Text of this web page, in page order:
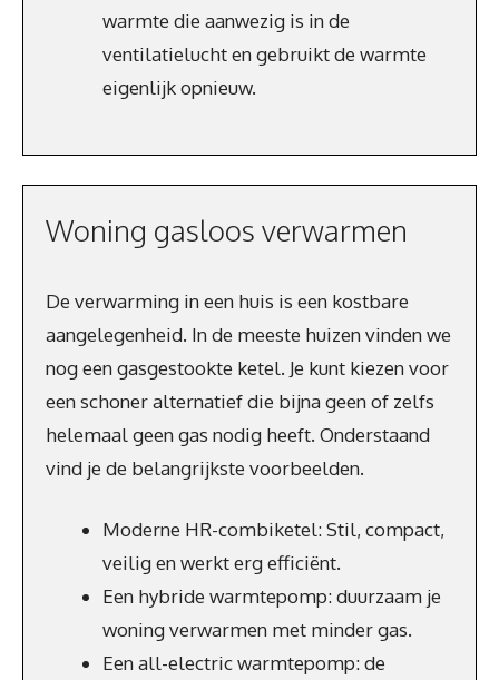
warmte die aanwezig is in de
ventilatielucht en gebruikt de warmte
eigenlijk opnieuw.
Woning gasloos verwarmen
De verwarming in een huis is een kostbare
aangelegenheid. In de meeste huizen vinden we
nog een gasgestookte ketel. Je kunt kiezen voor
een schoner alternatief die bijna geen of zelfs
helemaal geen gas nodig heeft. Onderstaand
vind je de belangrijkste voorbeelden.
Moderne HR-combiketel: Stil, compact,
veilig en werkt erg efficiënt.
Een hybride warmtepomp: duurzaam je
woning verwarmen met minder gas.
Een all-electric warmtepomp: de